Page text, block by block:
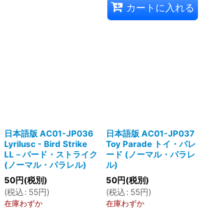
カートに入れる
日本語版 AC01-JP036
Lyrilusc - Bird Strike
LL－バード・ストライク
(ノーマル・パラレル)
50円(税別)
(税込 : 55円)
在庫わずか
日本語版 AC01-JP037
Toy Parade トイ・パレ
ード (ノーマル・パラレ
ル)
50円(税別)
(税込 : 55円)
在庫わずか